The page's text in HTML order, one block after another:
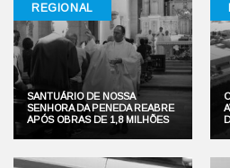
REGIONAL
SANTUÁRIO DE NOSSA
SENHORA DA PENEDA REABRE
APÓS OBRAS DE 1,8 MILHÕES